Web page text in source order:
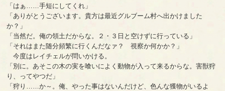
「はぁ……手短にしてくれ」
「ありがとうございます。貴方は最近グルブーム村へ出かけました
か？」
「当然だ。俺の領土だからな。２・３日と空けずに行っている」
「それはまた随分頻繁に行くんだなァ？ 視察か何かか？」
今度はレイチェルが問いかける。
「別に。あそこの木の実を喰いによく動物が入って来るからな。害獣狩
り、ってやつだ」
「狩り……か～。俺、やった事はないんだけど、色んな獲物がいるよ